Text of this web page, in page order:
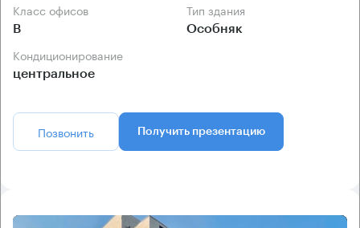
Класс офисов
B
Тип здания
Особняк
Кондиционирование
центральное
Позвонить Получить презентацию